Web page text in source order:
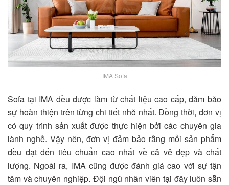
IMA Sofa
Sofa tại IMA đều được làm từ chất liệu cao cấp, đảm bảo
sự hoàn thiện trên từng chi tiết nhỏ nhất. Đồng thời, đơn vị
có quy trình sản xuất được thực hiện bởi các chuyên gia
lành nghề. Vậy nên, đơn vị đảm bảo rằng mỗi sản phẩm
đều đạt đến tiêu chuẩn cao nhất về cả vẻ đẹp và chất
lượng. Ngoài ra, IMA cũng được đánh giá cao với sự tận
tâm và chuyên nghiệp. Đội ngũ nhân viên tại đây luôn sẵn